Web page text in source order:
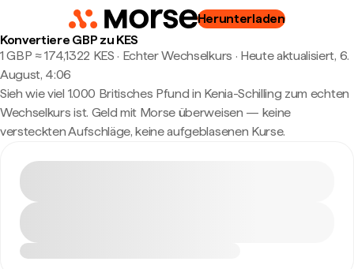
Herunterladen
Konvertiere GBP zu KES
1 GBP ≈ 174,1322 KES · Echter Wechselkurs · Heute aktualisiert, 6.
August, 4:06
Sieh wie viel 1.000 Britisches Pfund in Kenia-Schilling zum echten
Wechselkurs ist. Geld mit Morse überweisen — keine
versteckten Aufschläge, keine aufgeblasenen Kurse.